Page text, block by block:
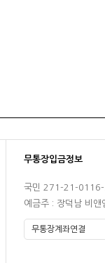
무통장입금정보
국민 271-21-
예금주 : 장덕남 비앤